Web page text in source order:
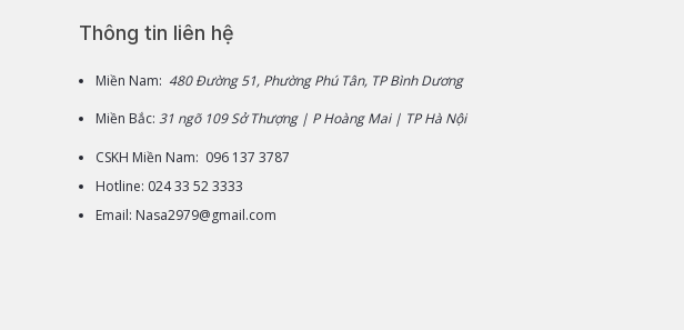
Thông tin liên hệ
Miền Nam: 480 Đường 51, Phường Phú Tân, TP Bình Dương
Miền Bắc: 31 ngõ 109 Sở Thượng | P Hoàng Mai | TP Hà Nội
CSKH Miền Nam: 096 137 3787
Hotline: 024 33 52 3333
Email: Nasa2979@gmail.com